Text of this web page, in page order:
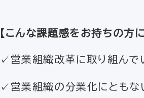
【 こんな課題感をお持ちの方
✓営業組織改革に取り組んで
✓営業組織の分業化にともな